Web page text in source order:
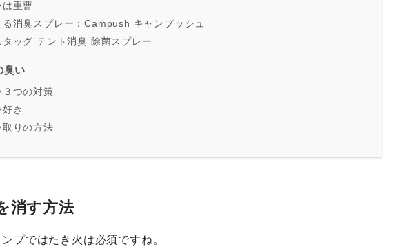
重曹
消臭スプレー：Campush キャンプッシュ
タッグ テント消臭 除菌スプレー
臭い
つの対策
き
りの方法
消す方法
プではたき火は必須ですね。